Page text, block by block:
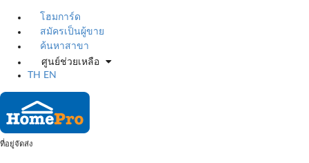
โฮมการ์ด
สมัครเป็นผู้ขาย
ค้นหาสาขา
ศูนย์ช่วยเหลือ
TH
EN
ที่อยู่จัดส่ง